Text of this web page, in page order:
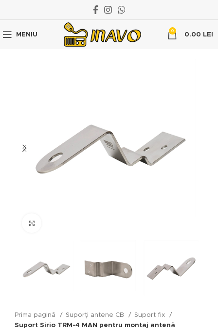
MENIU
0
0.00 LEI
Prima pagină Suporți antene CB
Suport fix
Suport Sirio TRM-4 MAN pentru montaj antenă